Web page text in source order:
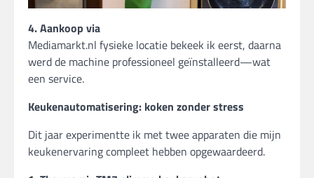
4. Aankoop via
Mediamarkt.nl fysieke locatie bekeek ik eerst, daarna
werd de machine professioneel geïnstalleerd—wat
een service.
Keukenautomatisering: koken zonder stress
Dit jaar experimentte ik met twee apparaten die mijn
keukenervaring compleet hebben opgewaardeerd.